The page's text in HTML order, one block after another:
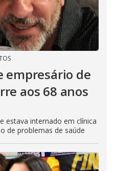
empresário de
aos 68 anos
estava internado em clínica
de problemas de saúde